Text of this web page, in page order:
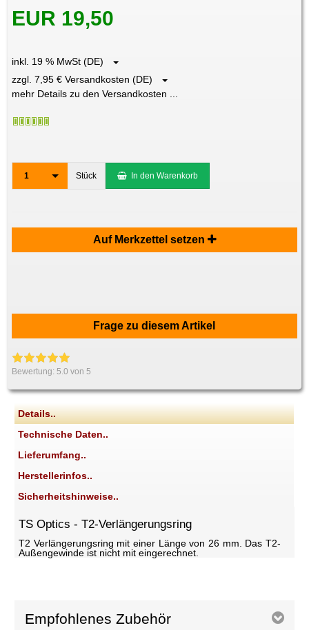
EUR 19,50
inkl. 19 % MwSt (DE)
zzgl. 7,95 € Versandkosten (DE)
mehr Details zu den Versandkosten ...
1 Stück In den Warenkorb
Auf Merkzettel setzen
Frage zu diesem Artikel
Bewertung:5.0 von 5
Details..
Technische Daten..
Lieferumfang..
Herstellerinfos..
Sicherheitshinweise..
TS Optics - T2-Verlängerungsring
T2 Verlängerungsring mit einer Länge von 26 mm. Das T2-
Außengewinde ist nicht mit eingerechnet.
Empfohlenes Zubehör